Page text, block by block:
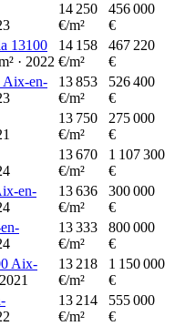
14 250
€/m²
456 000
€
13100
· 2022
14 158
€/m²
467 220
€
Aix-en-
13 853
€/m²
526 400
€
13 750
€/m²
275 000
€
13 670
€/m²
1 107 300
€
en-
13 636
€/m²
300 000
€
13 333
€/m²
800 000
€
Aix-
2021
13 218
€/m²
1 150 000
€
13 214
€/m²
555 000
€